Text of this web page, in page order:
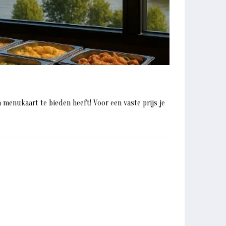
te bieden heeft! Voor een vaste prijs je